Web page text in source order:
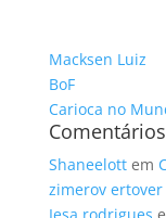
Macksen Luiz
BoF
Carioca no
Comentários
Shaneelottem
zimerov ertover